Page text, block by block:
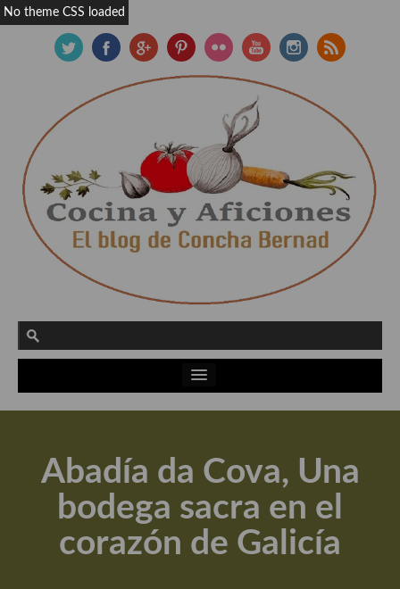
Actualidad y recomendaciones
Apuntes, estudios sobre temas interesantes e importantes
Aceite de Oliva Virgen Extra (AOVE)
Recetas maridadas con los mejores AOVES
Abadía da Cova, Una
bodega sacra en el
corazón de Galicía
No theme CSS loaded